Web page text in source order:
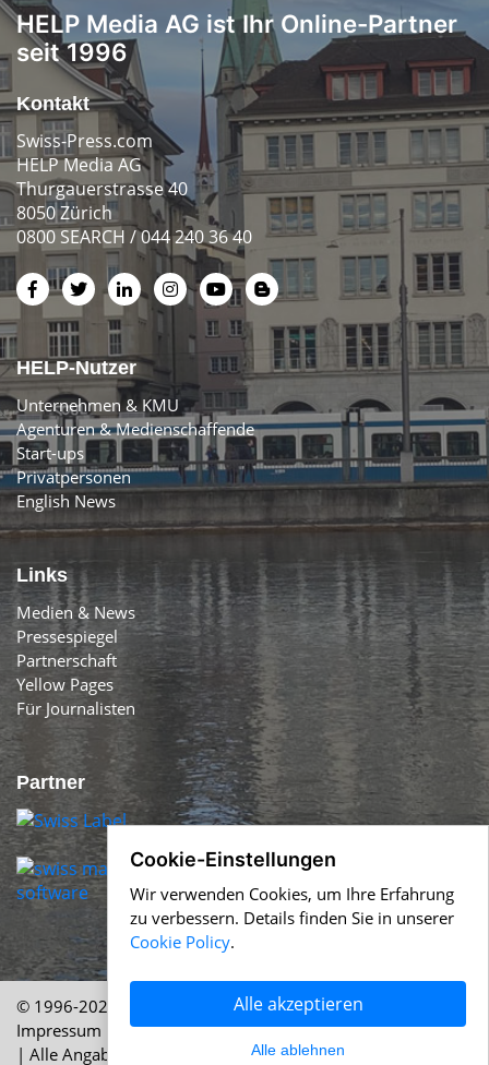
HELP Media AG ist Ihr Online-Partner
seit 1996
Kontakt
Swiss-Press.com
HELP Media AG
Thurgauerstrasse 40
8050 Zürich
0800 SEARCH / 044 240 36 40
HELP-Nutzer
Unternehmen & KMU
Agenturen & Medienschaffende
Start-ups
Privatpersonen
English News
Links
Medien & News
Pressespiegel
Partnerschaft
Yellow Pages
Für Journalisten
Partner
© 1996-2026 Swiss-Press.com & Help.ch Über uns
Impressum
AGB|Nutzung|Cookie Policy|Datenschutz
| Alle Angaben ohne Gewähr
Cookie-Einstellungen
Wir verwenden Cookies, um Ihre Erfahrung
zu verbessern. Details finden Sie in unserer
Cookie Policy.
Alle akzeptieren
Alle ablehnen